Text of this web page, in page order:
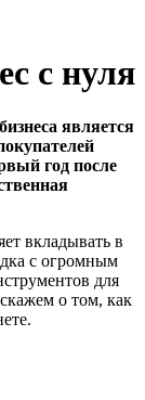
с нуля
является
год после
вкладывать в
с огромным
для
о том, как